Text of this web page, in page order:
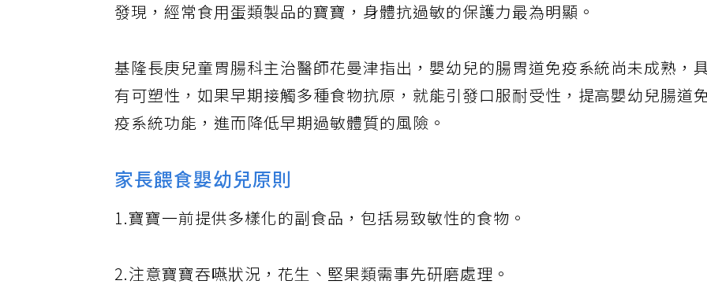
發現，經常食用蛋類製品的寶寶，身體抗過敏的保護力最為明顯。
基隆長庚兒童胃腸科主治醫師花曼津指出，嬰幼兒的腸胃道免疫系統尚未成熟，
有可塑性，如果早期接觸多種食物抗原，就能引發口服耐受性，提高嬰幼兒腸道
疫系統功能，進而降低早期過敏體質的風險。
家長餵食嬰幼兒原則
1.寶寶一前提供多樣化的副食品，包括易致敏性的食物。